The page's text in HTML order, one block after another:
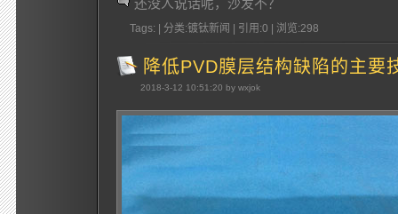
Tags: | 分类:镀钛新闻 | 引用:0 | 浏览:298
降低PVD膜层结构缺陷的主要
2018-3-12 10:51:20 by wxjok